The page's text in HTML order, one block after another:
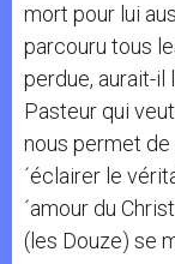
mort pour lui
parcouru tous
perdue, aurait-il
Pasteur qui
nous permet
´éclairer le
´amour du
(les Douze) se